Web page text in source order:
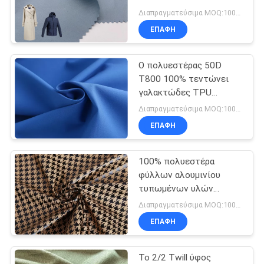
SITEMAP
PRIVACY
POLICY
Ανακυκλωμένο
ύφασμα της PET
57
ντυμένο ύφασμα
πολυεστέρα
ύφασμα για το
περιστασιακό σακάκι
τάφρων
Διαπραγματεύσιμα MOQ:1000 MTRS
ΕΠΑΦΉ
Ο πολυεστέρας 50D
T800 100% τεντώνει
γαλακτώδες TPU
συνδέοντας 3 σακακιών
στρώματα υλικού
υφάσματος
ΕΠΑΦΉ
100% πολυεστέρα
φύλλων αλουμινίου
τυπωμένων υλών
ελαφρύ απωθητικό
ύφασμα νερού
υφάσματος νερού
ΕΠΑΦΉ
Το 2/2 Twill ύφος